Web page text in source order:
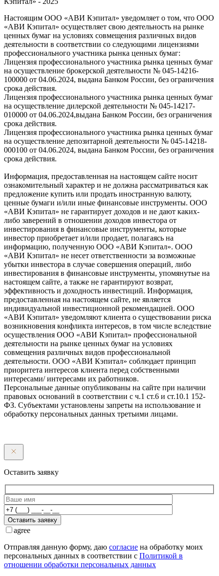
Настоящим ООО «АВИ Кэпитал» уведомляет о том, что ООО
«АВИ Кэпитал» осуществляет свою деятельность на рынке
ценных бумаг на условиях совмещения различных видов
деятельности в соответствии со следующими лицензиями
профессионального участника рынка ценных бумаг:
Лицензия профессионального участника рынка ценных бумаг
на осуществление брокерской деятельности № 045-14216-
100000 от 04.06.2024, выдана Банком России, без ограничения
срока действия.
Лицензия профессионального участника рынка ценных бумаг
на осуществление дилерской деятельности № 045-14217-
010000 от 04.06.2024,выдана Банком России, без ограничения
срока действия.
Лицензия профессионального участника рынка ценных бумаг
на осуществление депозитарной деятельности № 045-14218-
000100 от 04.06.2024, выдана Банком России, без ограничения
срока действия.
Информация, предоставленная на настоящем сайте носит
ознакомительный характер и не должна рассматриваться как
предложение купить или продать иностранную валюту,
ценные бумаги и/или иные финансовые инструменты. ООО
«АВИ Кэпитал» не гарантирует доходов и не дают каких-
либо заверений в отношении доходов инвестора от
инвестирования в финансовые инструменты, которые
инвестор приобретает и/или продает, полагаясь на
информацию, полученную ООО «АВИ Кэпитал». ООО
«АВИ Кэпитал» не несет ответственности за возможные
убытки инвестора в случае совершения операций, либо
инвестирования в финансовые инструменты, упомянутые на
настоящем сайте, а также не гарантируют возврат,
эффективность и доходность инвестиций. Информация,
предоставленная на настоящем сайте, не является
индивидуальной инвестиционной рекомендацией. ООО
«АВИ Кэпитал» уведомляют клиента о существовании риска
возникновения конфликта интересов, в том числе вследствие
осуществления ООО «АВИ Кэпитал» профессиональной
деятельности на рынке ценных бумаг на условиях
совмещения различных видов профессиональной
деятельности. ООО «АВИ Кэпитал» соблюдает принцип
приоритета интересов клиента перед собственными
интересами/ интересами их работников.
Персональные данные опубликованы на сайте при наличии
правовых оснований в соответствии с ч.1 ст.6 и ст.10.1 152-
ФЗ. Субъектами установлены запреты на использование и
обработку персональных данных третьими лицами.
Оставить заявку
Оставить заявку
agree
Отправляя данную форму, даю согласие на обработку моих
персональных данных в соответствии с Политикой в
отношении обработки персональных данных